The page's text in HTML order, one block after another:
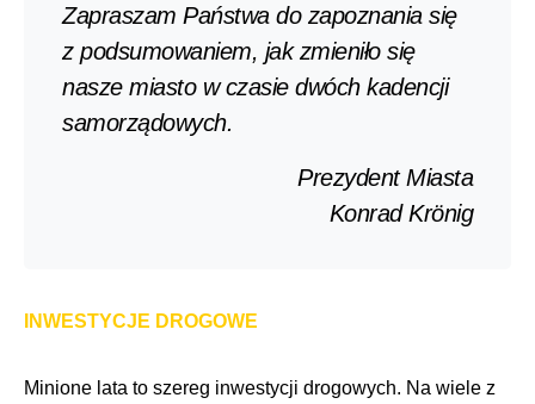
Zapraszam Państwa do zapoznania się
z podsumowaniem, jak zmieniło się
nasze miasto w czasie dwóch kadencji
samorządowych.
Prezydent Miasta
Konrad Krönig
INWESTYCJE DROGOWE
Minione lata to szereg inwestycji drogowych. Na wiele z